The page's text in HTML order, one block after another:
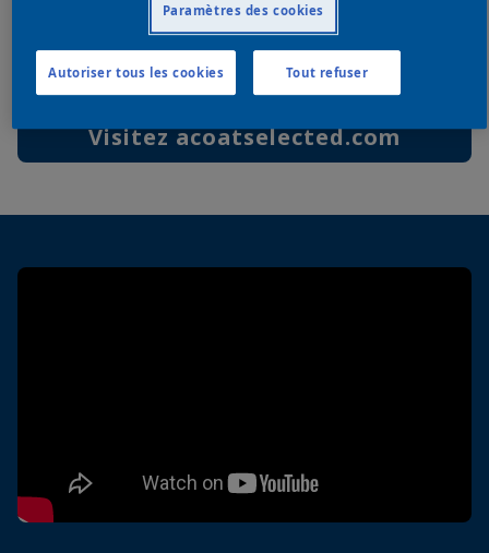
Profitez des vastes connaissances du réseau Acoat
Selected et devenez membre dès aujourd'hui.
Visitez acoatselected.com
Paramètres des cookies
Tout refuser
Autoriser tous les cookies